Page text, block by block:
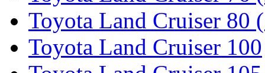
Toyota Land Cruiser 80
Toyota Land Cruiser 100